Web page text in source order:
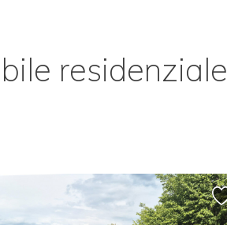
residenziale